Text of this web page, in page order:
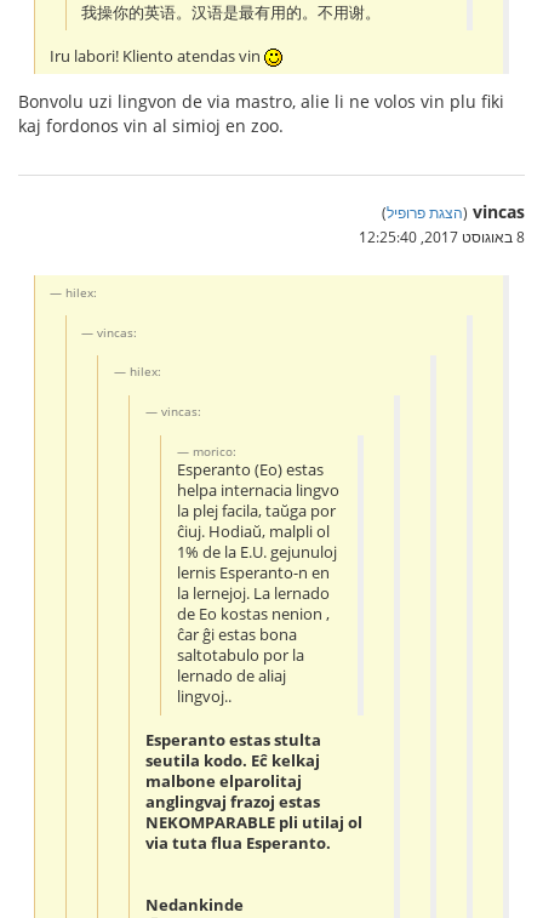
我操你的英语。汉语是最有用的。不用谢。
Iru labori! Kliento atendas vin
Bonvolu uzi lingvon de via mastro, alie li ne volos vin plu fiki
kaj fordonos vin al simioj en zoo.
vincas
(הצגת פרופיל)
8 באוגוסט 2017, 12:25:40
hilex:
vincas:
hilex:
vincas:
morico:
Esperanto (Eo) estas
helpa internacia lingvo
la plej facila, taŭga por
ĉiuj. Hodiaŭ, malpli ol
1% de la E.U. gejunuloj
lernis Esperanto-n en
la lernejoj. La lernado
de Eo kostas nenion ,
ĉar ĝi estas bona
saltotabulo por la
lernado de aliaj
lingvoj..
Esperanto estas stulta
seutila kodo. Eĉ kelkaj
malbone elparolitaj
anglingvaj frazoj estas
NEKOMPARABLE pli utilaj ol
via tuta flua Esperanto.
Nedankinde